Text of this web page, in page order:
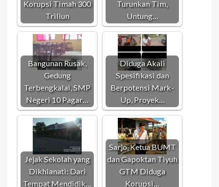
Korupsi Timah 300
Triliun
Turunkan Tim,
Untung…
Bangunan Rusak,
Gedung
Terbengkalai, SMP
Negeri 10 Pagar…
Diduga Akali
Spesifikasi dan
Berpotensi Mark-
Up, Proyek…
Jejak Sekolah yang
Dikhianati: Dari
Tempat Mendidik…
Sarjo, Ketua BUMT
dan Gapoktan Tiyuh
GTM Diduga
Korupsi…